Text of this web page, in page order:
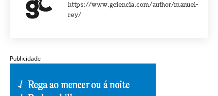
https://www.gciencia.com/author/manuel-
rey/
Publicidade